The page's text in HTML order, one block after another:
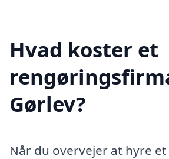
Hvad koster et
Gørlev?
Når du overvejer at hyre et